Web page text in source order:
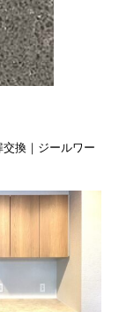
換｜ジールワー